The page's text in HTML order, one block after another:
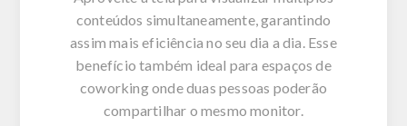
conteúdos simultaneamente, garantindo
assim mais eficiência no seu dia a dia. Esse
benefício também ideal para espaços de
coworking onde duas pessoas poderão
compartilhar o mesmo monitor.